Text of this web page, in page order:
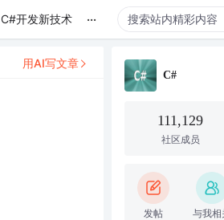
C#开发新技术 ...
用AI写文章
C#
111,129
社区成员
发帖 与我相